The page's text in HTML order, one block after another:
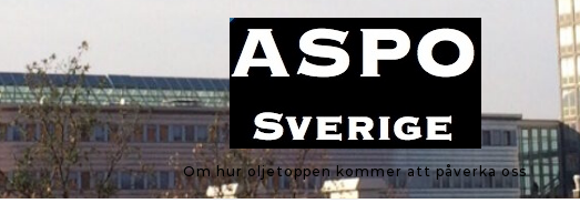
Om hur oljetoppen kommer att påverka oss